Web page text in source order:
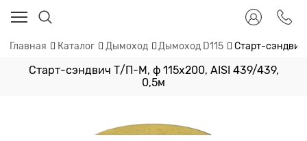
Главная Каталог Дымоход Дымоход D115 Старт-
Старт-сэндвич Т/П-М, ф 115х200, AISI 439/439,
0,5м